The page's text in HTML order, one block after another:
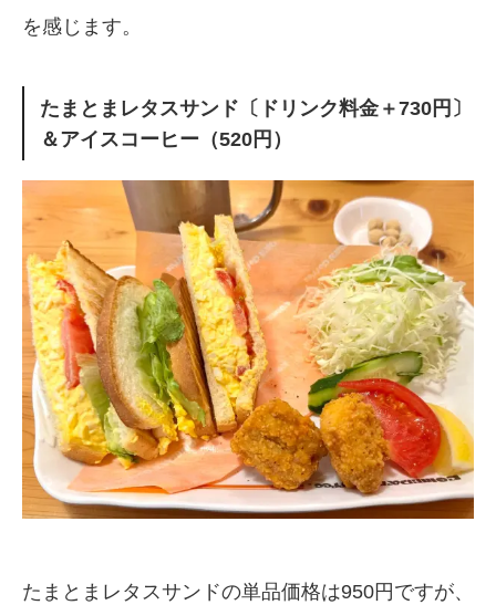
を感じます。
たまとまレタスサンド〔ドリンク料金＋730円〕
＆アイスコーヒー（520円）
たまとまレタスサンドの単品価格は950円ですが、